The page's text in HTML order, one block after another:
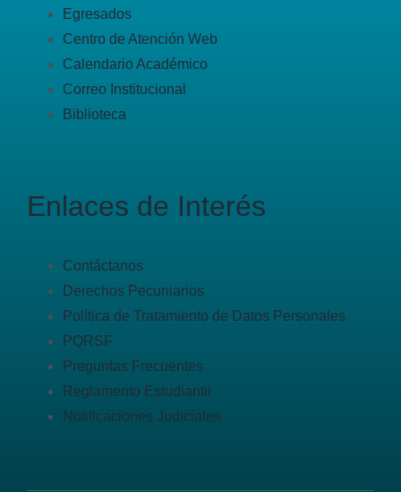
Egresados
Centro de Atención Web
Calendario Académico
Correo Institucional
Biblioteca
Enlaces de Interés
Contáctanos
Derechos Pecuniarios
Política de Tratamiento de Datos Personales
PQRSF
Preguntas Frecuentes
Reglamento Estudiantil
Notificaciones Judiciales